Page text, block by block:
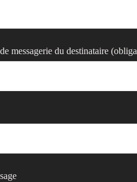
messagerie du destinataire